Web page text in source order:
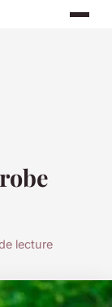
lecture